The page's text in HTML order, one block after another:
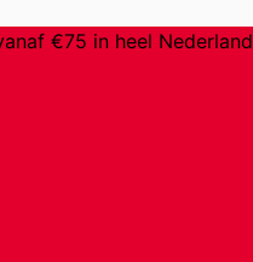
€75 in heel Nederland